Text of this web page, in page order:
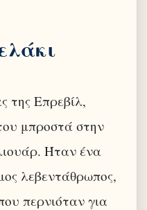
της Επρεβίλ,
μπροστά στην
Ήταν ένα
λεβεντάθρωπος,
περνιόταν για